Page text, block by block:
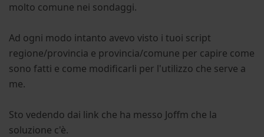
molto comune nei sondaggi.
Ad ogni modo intanto avevo visto i tuoi script
regione/provincia e provincia/comune per capire come
sono fatti e come modificarli per l'utilizzo che serve a
me.
Sto vedendo dai link che ha messo Joffm che la
soluzione c'è.